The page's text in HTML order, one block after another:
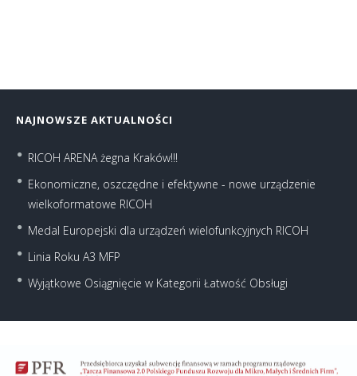
NAJNOWSZE AKTUALNOŚCI
RICOH ARENA żegna Kraków!!!
Ekonomiczne, oszczędne i efektywne - nowe urządzenie
wielkoformatowe RICOH
Medal Europejski dla urządzeń wielofunkcyjnych RICOH
Linia Roku A3 MFP
Wyjątkowe Osiągnięcie w Kategorii Łatwość Obsługi